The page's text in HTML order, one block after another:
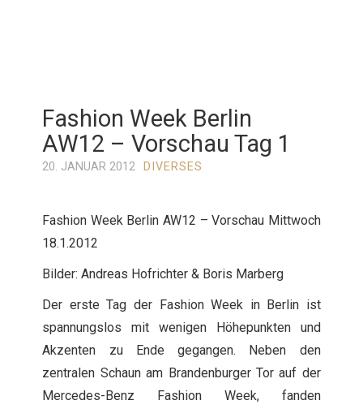
Fashion Week Berlin
AW12 – Vorschau Tag 1
20. JANUAR 2012 DIVERSES
Fashion Week Berlin AW12 – Vorschau Mittwoch
18.1.2012
Bilder: Andreas Hofrichter & Boris Marberg
Der erste Tag der Fashion Week in Berlin ist
spannungslos mit wenigen Höhepunkten und
Akzenten zu Ende gegangen. Neben den
zentralen Schaun am Brandenburger Tor auf der
Mercedes-Benz Fashion Week, fanden